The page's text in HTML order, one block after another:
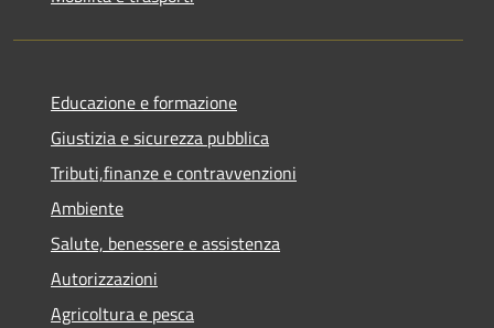
Educazione e formazione
Giustizia e sicurezza pubblica
Tributi,finanze e contravvenzioni
Ambiente
Salute, benessere e assistenza
Autorizzazioni
Agricoltura e pesca